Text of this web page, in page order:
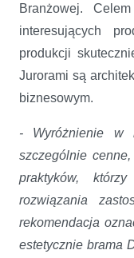
Branżowej.
interesujących
produkcji
Jurorami są
biznesowym.
- Wyróżnienie w
szczególnie
praktyków,
rozwiązania
rekomendacja
estetycznie brama